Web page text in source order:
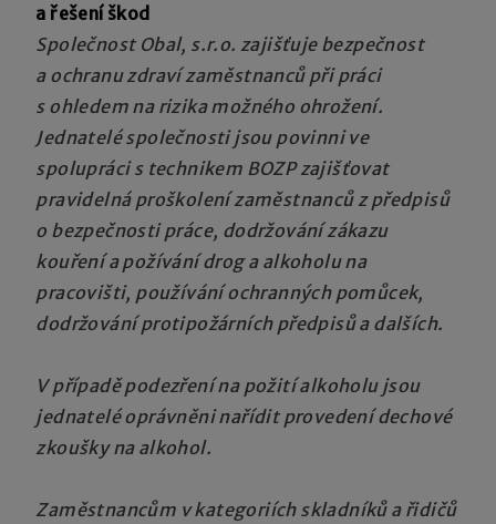
a řešení škod
Společnost Obal, s.r.o. zajišťuje bezpečnost
a ochranu zdraví zaměstnanců při práci
s ohledem na rizika možného ohrožení.
Jednatelé společnosti jsou povinni ve
spolupráci s technikem BOZP zajišťovat
pravidelná proškolení zaměstnanců z předpisů
o bezpečnosti práce, dodržování zákazu
kouření a požívání drog a alkoholu na
pracovišti, používání ochranných pomůcek,
dodržování protipožárních předpisů a dalších.
V případě podezření na požití alkoholu jsou
jednatelé oprávněni nařídit provedení dechové
zkoušky na alkohol.
Zaměstnancům v kategoriích skladníků a řidičů